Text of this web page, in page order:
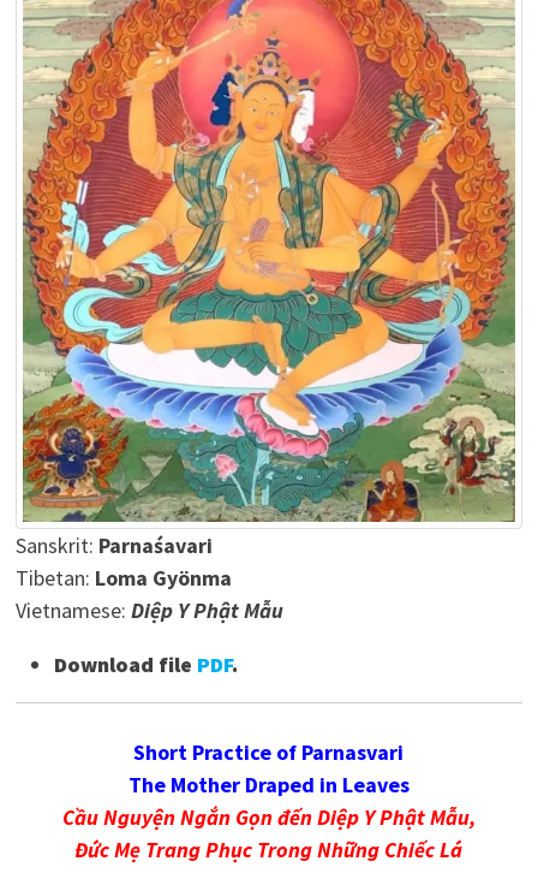
Sanskrit: Parnaśavari
Tibetan: Loma Gyönma
Vietnamese: Diệp Y Phật Mẫu
Download file PDF.
Short Practice of Parnasvari
The Mother Draped in Leaves
Cầu Nguyện Ngắn Gọn đến Diệp Y Phật Mẫu,
Đức Mẹ Trang Phục Trong Những Chiếc Lá